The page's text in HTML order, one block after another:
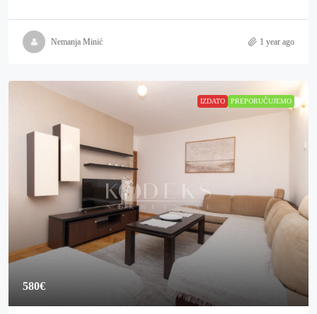
Nemanja Minić 1 year ago
IZDATO PREPORUČUJEMO
580€